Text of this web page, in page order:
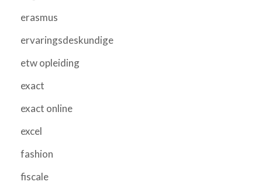
erasmus
ervaringsdeskundige
etw opleiding
exact
exact online
excel
fashion
fiscale